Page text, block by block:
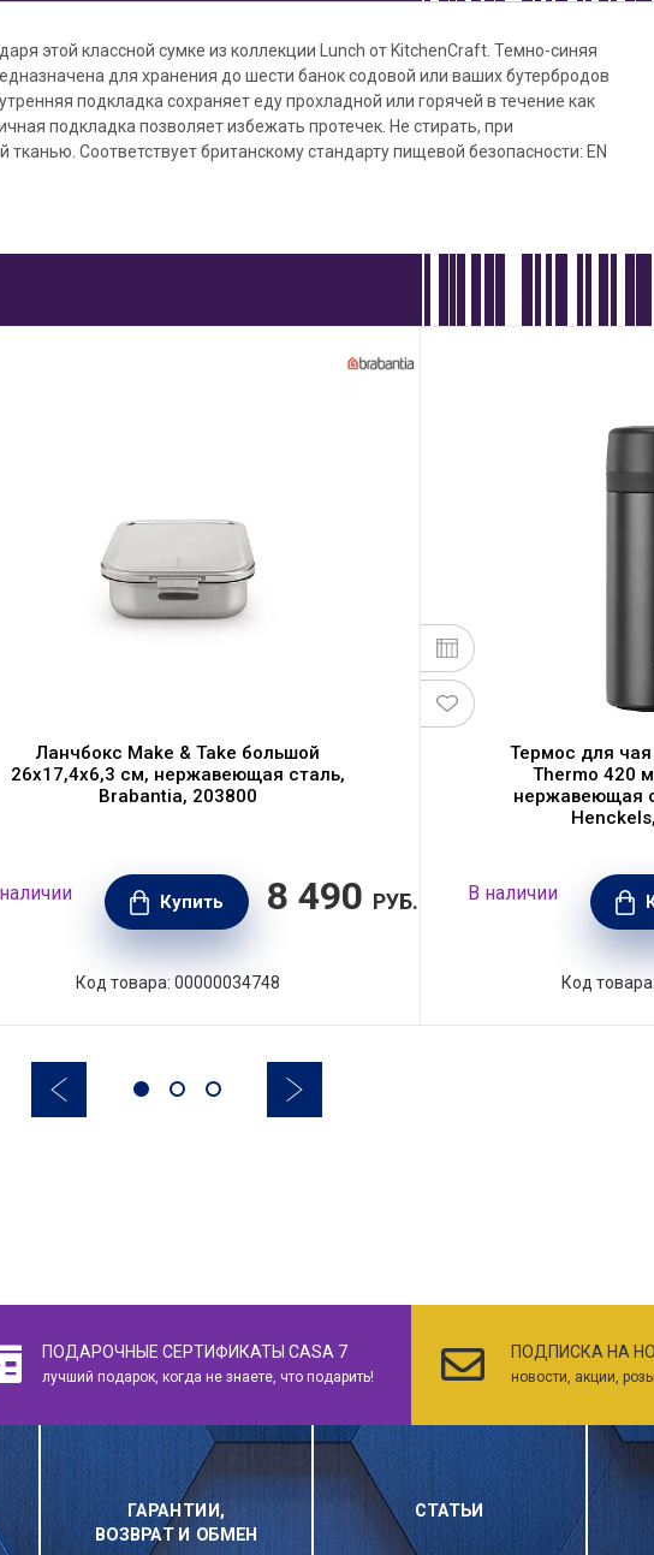
этой классной сумке из коллекции Lunch от KitchenCraft. Темно-синяя
для хранения до шести банок содовой или ваших бутербродов
подкладка сохраняет еду прохладной или горячей в течение как
подкладка позволяет избежать протечек. Не стирать, при
тканью. Соответствует британскому стандарту пищевой безопасности: EN
Ланчбокс Make & Take большой
26х17,4х6,3 см, нержавеющая сталь,
Brabantia, 203800
Купить 8 490 РУБ.
Код товара: 00000034748
Термос для
Thermo 420
нержавеющая
В наличии
Код
ПОДАРОЧНЫЕ СЕРТИФИКАТЫ CASA 7
лучший подарок, когда не знаете, что подарить!
ПОДПИСКА НА
новости, акции,
ГАРАНТИИ,
ВОЗВРАТ И ОБМЕН
СТАТЬИ